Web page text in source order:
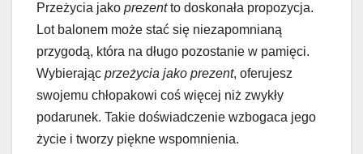
Przeżycia jako prezentto doskonała propozycja.
Lot balonem może stać się niezapomnianą
przygodą, która na długo pozostanie w pamięci.
Wybierając przeżycia jako prezent, oferujesz
swojemu chłopakowi coś więcej niż zwykły
podarunek. Takie doświadczenie wzbogaca jego
życie i tworzy piękne wspomnienia.